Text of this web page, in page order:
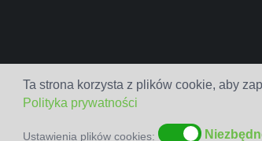
Ta strona korzysta z plików cookie, aby
Polityka prywatności
Ustawienia plików cookies: